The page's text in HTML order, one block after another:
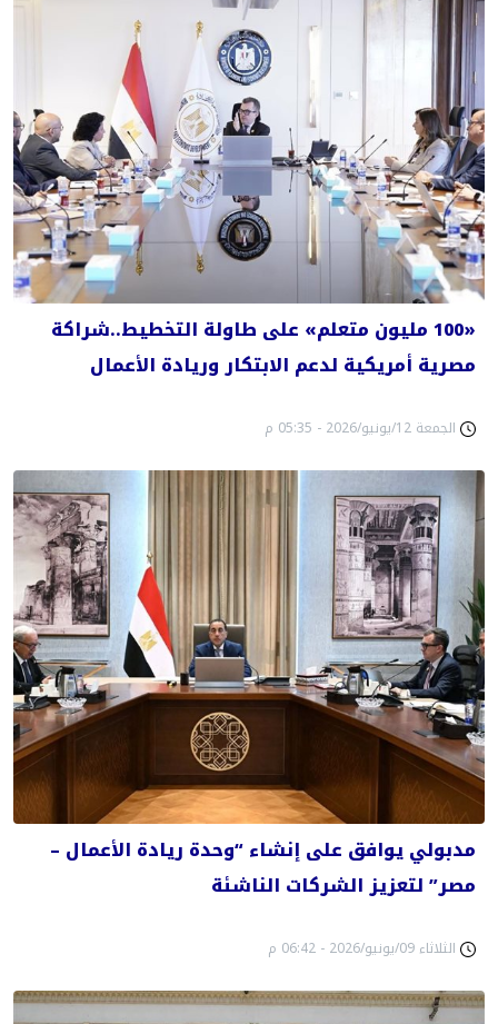
«100 مليون متعلم» على طاولة التخطيط..شراكة
مصرية أمريكية لدعم الابتكار وريادة الأعمال
الجمعة 12/يونيو/2026 - 05:35 م
مدبولي يوافق على إنشاء “وحدة ريادة الأعمال –
مصر” لتعزيز الشركات الناشئة
الثلاثاء 09/يونيو/2026 - 06:42 م